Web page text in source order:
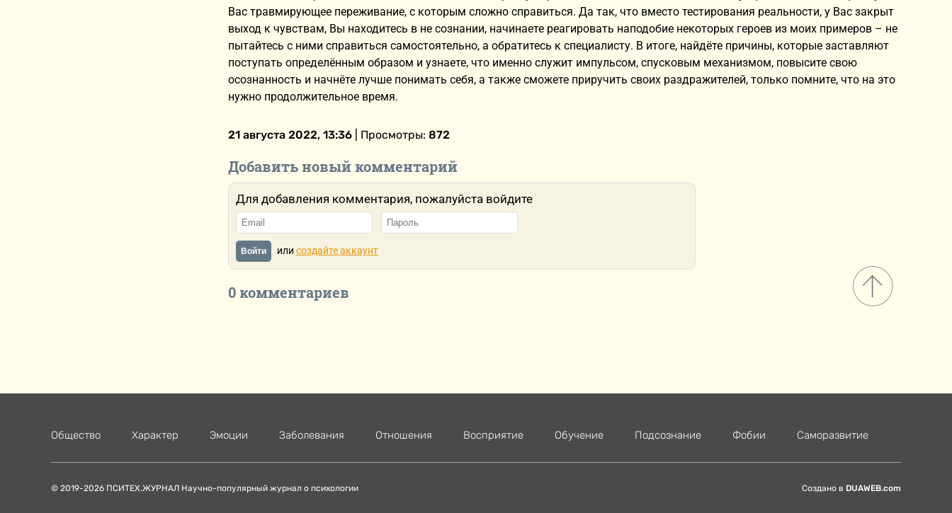
Вас травмирующее переживание, с которым сложно справиться. Да так, что вместо тестирования реальности, у Вас закрыт
выход к чувствам, Вы находитесь в не сознании, начинаете реагировать наподобие некоторых героев из моих примеров – не
пытайтесь с ними справиться самостоятельно, а обратитесь к специалисту. В итоге, найдёте причины, которые заставляют
поступать определённым образом и узнаете, что именно служит импульсом, спусковым механизмом, повысите свою
осознанность и начнёте лучше понимать себя, а также сможете приручить своих раздражителей, только помните, что на это
нужно продолжительное время.
21 августа 2022, 13:36 | Просмотры: 872
Добавить новый комментарий
Для добавления комментария, пожалуйста войдите
Войти или создайте аккаунт
0 комментариев
Общество Характер Эмоции Заболевания Отношения Восприятие Обучение Подсознание Фобии Саморазвитие
© 2019-2026 ПСИТЕХ.ЖУРНАЛ Научно-популярный журнал о психологии Создано в DUAWEB.com